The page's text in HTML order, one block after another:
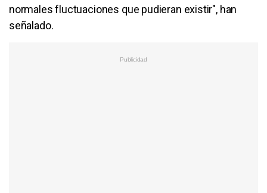
normales fluctuaciones que pudieran existir", han
señalado.